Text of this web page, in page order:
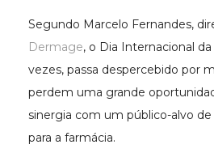
Segundo Marcelo Fernandes,
Dermage, o Dia Internacional
vezes, passa despercebido por
perdem uma grande
sinergia com um público-alvo
para a farmácia.